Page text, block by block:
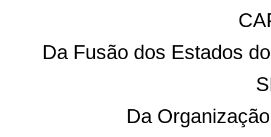
Da Fusão dos Estados
Da